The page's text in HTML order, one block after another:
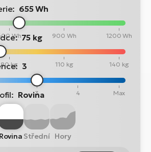
655 Wh
Wh 900 Wh 1200 Wh
75 kg
80 kg 110 kg 140 kg
3
3 4 Max
Rovina
Rovina Střední Hory